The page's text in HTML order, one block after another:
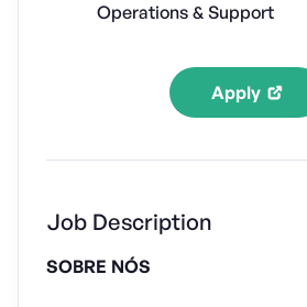
Operations & Support
Apply
Job Description
SOBRE NÓS